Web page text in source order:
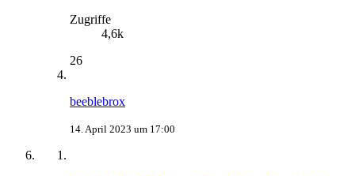
Zugriffe
4,6k
26
beeblebrox
14. April 2023 um 17:00